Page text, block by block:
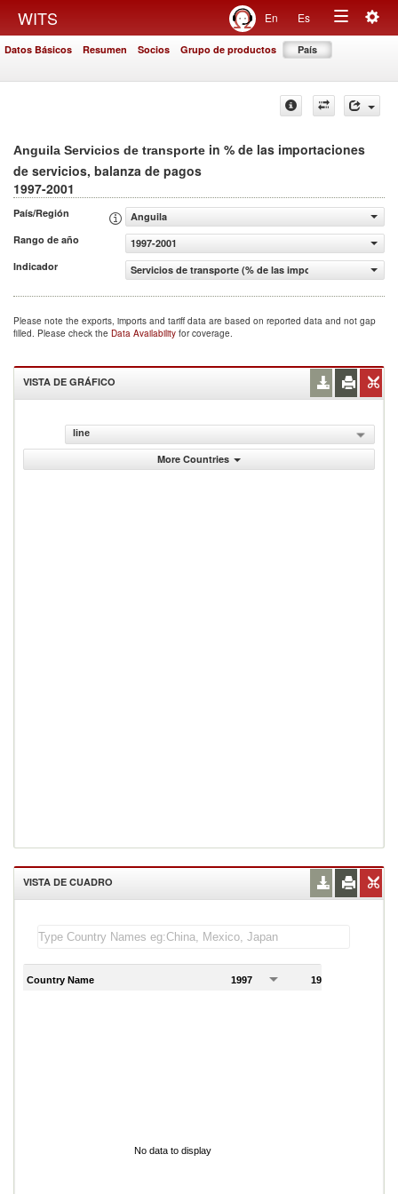
WITS En Es
Toggle
Datos Básicos Resumen Socios Grupo de productos País
Anguila Servicios de transporte in % de las importaciones
de servicios, balanza de pagos
1997-2001
País/Región
Anguila
Rango de año
1997-2001
Indicador
Servicios de transporte (% de las importaciones de
Please note the exports, imports and tariff data are based on reported data and not gap
filled. Please check the Data Availability for coverage.
VISTA DE GRÁFICO
line
More Countries
VISTA DE CUADRO
Country Name 1997 1998
No data to display